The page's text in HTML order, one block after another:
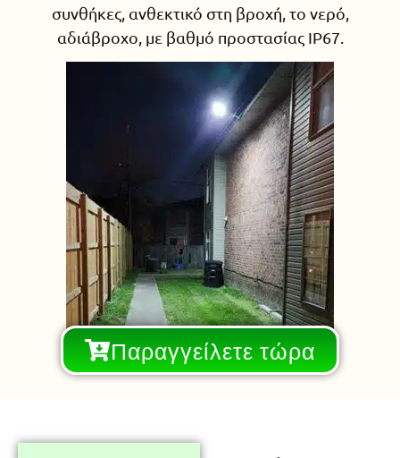
συνθήκες, ανθεκτικό στη βροχή, το νερό,
αδιάβροχο, με βαθμό προστασίας IP67.
Παραγγείλετε τώρα